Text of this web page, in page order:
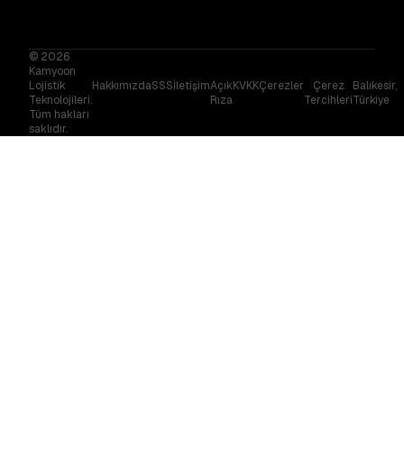
© 2026
Kamyoon
Lojistik
Teknolojileri.
Tüm hakları
saklıdır.
HakkımızdaSSSİletişimAçık
Rıza
KVKKÇerezler
Çerez
Tercihleri
Balıkesir,
Türkiye